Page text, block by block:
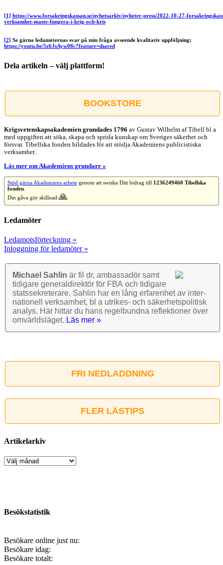
[1] https://www.forsakringskassan.se/nyhetsarkiv/nyheter-press/2022-10-27-
verksamhet-maste-fungera-i-krig-och-kris
[2] Se gärna ledamöternas svar på min fråga avseende kvalitativ uppföljning:
https://youtu.be/5z6JsAyw08c?feature=shared
Dela artikeln – välj plattform!
post
BOOKSTORE
Krigsvetenskap­sakademien grundades 1796 av Gustav Wilhelm af Tibell bl a
med uppgiften att söka, skapa och sprida kunskap om Sveriges säkerhet och
försvar. Tibellska fonden bildades för att stödja Akademiens publicistiska
verksamhet.
Läs mer om Akademiens grundare »
Stöd gärna Akademiens arbetegenom att swisha Ditt bidrag till 1236249460 Tibellska
fonden.
Din gåva gör skillnad 🙏
Ledamöter
Ledamotsförteckning »
Inloggning för ledamöter »
Michael Sahlin är fil dr, ambassadör samt
tidigare general­direktör för FBA och tidigare
stats­sekre­terare. Sahlin har en lång erfarenhet av inter­
nationell verk­samhet, bl a utrikes- och säkerhets­politisk
analys. Här hittar du hans regel­bundna reflek­tioner över
omvärlds­läget. Läs mer »
FRI NEDLADDNING
FLER LÄSTIPS
Artikelarkiv
Artikelarkiv
Besökstatistik
Besökare online just nu:
Besökare idag:
Besökare totalt: